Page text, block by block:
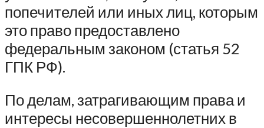
попечителей или иных лиц, которым
это право предоставлено
федеральным законом (статья 52
ГПК РФ).
По делам, затрагивающим права и
интересы несовершеннолетних в